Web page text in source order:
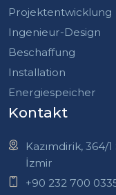
Projektentwicklung
Ingenieur-Design
Beschaffung
Installation
Energiespeicher
Kontakt
Kazımdirik, 364/
İzmir
+90 232 700